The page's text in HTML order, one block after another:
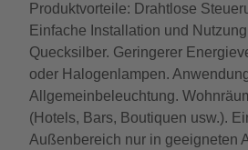
Produktvorteile: Drahtlose
Einfache Installation und
Quecksilber. Geringerer
oder Halogenlampen.
Allgemeinbeleuchtung.
(Hotels, Bars, Boutiquen usw.).
Außenbereich nur in geeigneten